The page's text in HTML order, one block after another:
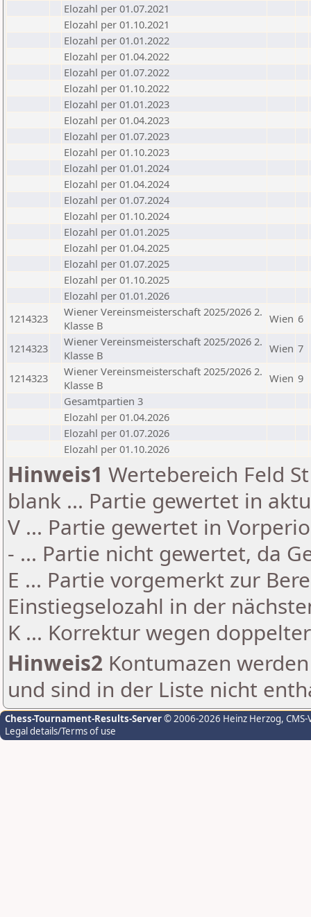
Elozahl per 01.07.2021
Elozahl per 01.10.2021
Elozahl per 01.01.2022
Elozahl per 01.04.2022
Elozahl per 01.07.2022
Elozahl per 01.10.2022
Elozahl per 01.01.2023
Elozahl per 01.04.2023
Elozahl per 01.07.2023
Elozahl per 01.10.2023
Elozahl per 01.01.2024
Elozahl per 01.04.2024
Elozahl per 01.07.2024
Elozahl per 01.10.2024
Elozahl per 01.01.2025
Elozahl per 01.04.2025
Elozahl per 01.07.2025
Elozahl per 01.10.2025
Elozahl per 01.01.2026
1214323
Wiener Vereinsmeisterschaft 2025/2026 2.
Klasse B
Wien 6
1214323
Wiener Vereinsmeisterschaft 2025/2026 2.
Klasse B
Wien 7
1214323
Wiener Vereinsmeisterschaft 2025/2026 2.
Klasse B
Wien 9
Gesamtpartien 3
Elozahl per 01.04.2026
Elozahl per 01.07.2026
Elozahl per 01.10.2026
Hinweis1 Wertebereich Feld
blank ... Partie gewertet in
V ... Partie gewertet in
- ... Partie nicht gewertet, da
E ... Partie vorgemerkt zur
Einstiegselozahl in der
K ... Korrektur wegen
Hinweis2 Kontumazen
und sind in der Liste nicht
Chess-Tournament-Results-Server© 2006-2026 Heinz Herzog,
Legal details/Terms of use